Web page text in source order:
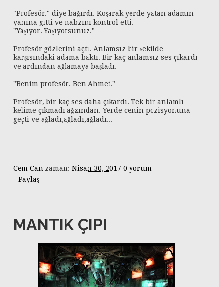
"Profesör." diye bağırdı. Koşarak yerde yatan adamın
yanına gitti ve nabzını kontrol etti.
"Yaşıyor. Yaşıyorsunuz."
Profesör gözlerini açtı. Anlamsız bir şekilde
karşısındaki adama baktı. Bir kaç anlamsız ses çıkardı
ve ardından ağlamaya başladı.
"Benim profesör. Ben Ahmet."
Profesör, bir kaç ses daha çıkardı. Tek bir anlamlı
kelime çıkmadı ağzından. Yerde cenin pozisyonuna
geçti ve ağladı,ağladı,ağladı...
Cem Can zaman: Nisan 30, 2017 0 yorum
Paylaş
MANTIK ÇIPI